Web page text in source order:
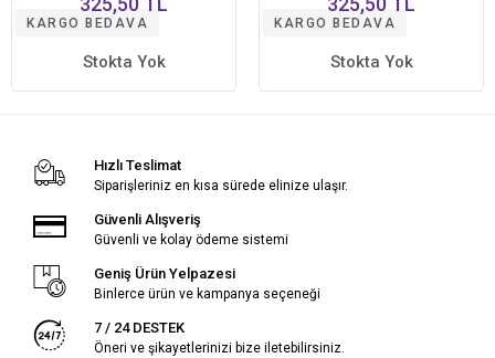
Uzun Süreli Etki No10
150ml
KARGO BEDAVA
Stokta Yok
Uzun Süreli Etki No09
150ml
KARGO BEDAVA
Stokta Yok
Hızlı Teslimat
Siparişleriniz en kısa sürede elinize ulaşır.
Güvenli Alışveriş
Güvenli ve kolay ödeme sistemi
Geniş Ürün Yelpazesi
Binlerce ürün ve kampanya seçeneği
7 / 24 DESTEK
Öneri ve şikayetlerinizi bize iletebilirsiniz.